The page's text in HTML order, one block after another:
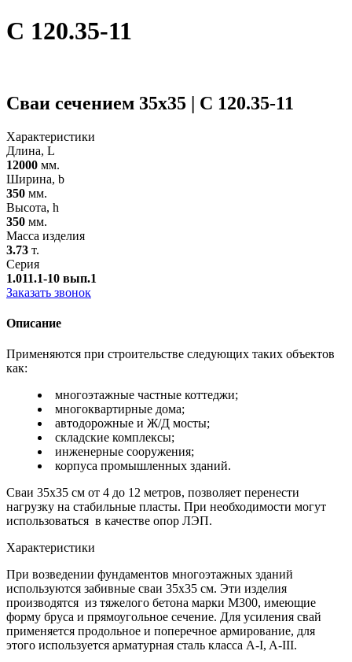
С 120.35-11
Сваи сечением 35х35 | С 120.35-11
Характеристики
Длина, L
12000 мм.
Ширина, b
350 мм.
Высота, h
350 мм.
Масса изделия
3.73 т.
Серия
1.011.1-10 вып.1
Заказать звонок
Описание
Применяются при строительстве следующих таких объектов
как:
многоэтажные частные коттеджи;
многоквартирные дома;
автодорожные и Ж/Д мосты;
складские комплексы;
инженерные сооружения;
корпуса промышленных зданий.
Сваи 35х35 см от 4 до 12 метров, позволяет перенести
нагрузку на стабильные пласты. При необходимости могут
использоваться в качестве опор ЛЭП.
Характеристики
При возведении фундаментов многоэтажных зданий
используются забивные сваи 35х35 см. Эти изделия
производятся из тяжелого бетона марки М300, имеющие
форму бруса и прямоугольное сечение. Для усиления свай
применяется продольное и поперечное армирование, для
этого используется арматурная сталь класса A-I, A-III.